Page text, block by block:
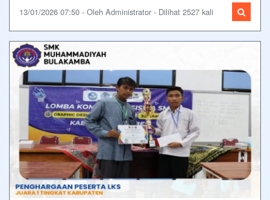
13/01/2026 07:50 - Oleh Administrator - Dilihat 2527 kali